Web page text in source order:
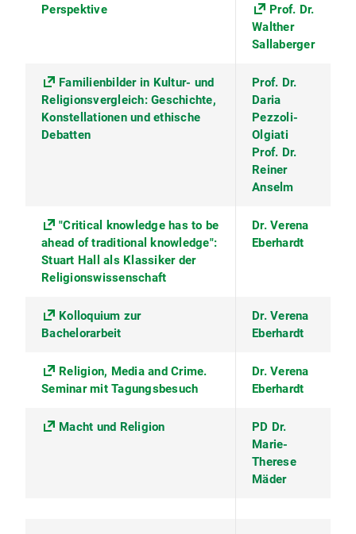
Perspektive
Prof. Dr.
Walther
Sallaberger
Familienbilder in Kultur- und
Religionsvergleich: Geschichte,
Konstellationen und ethische
Debatten
Prof. Dr.
Daria
Pezzoli-
Olgiati
Prof. Dr.
Reiner
Anselm
"Critical knowledge has to be
ahead of traditional knowledge":
Stuart Hall als Klassiker der
Religionswissenschaft
Dr. Verena
Eberhardt
Kolloquium zur
Bachelorarbeit
Dr. Verena
Eberhardt
Religion, Media and Crime.
Seminar mit Tagungsbesuch
Dr. Verena
Eberhardt
Macht und Religion
PD Dr.
Marie-
Therese
Mäder